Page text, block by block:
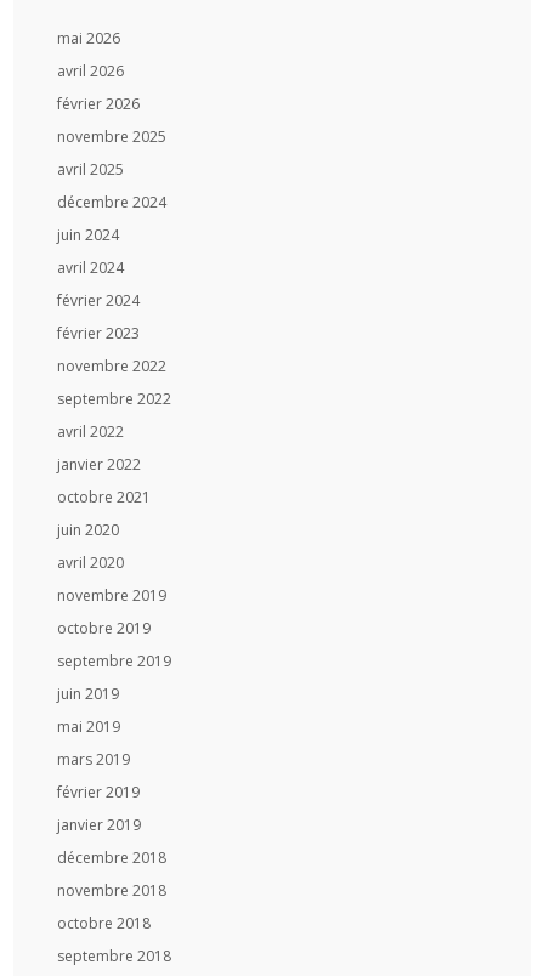
mai 2026
avril 2026
février 2026
novembre 2025
avril 2025
décembre 2024
juin 2024
avril 2024
février 2024
février 2023
novembre 2022
septembre 2022
avril 2022
janvier 2022
octobre 2021
juin 2020
avril 2020
novembre 2019
octobre 2019
septembre 2019
juin 2019
mai 2019
mars 2019
février 2019
janvier 2019
décembre 2018
novembre 2018
octobre 2018
septembre 2018